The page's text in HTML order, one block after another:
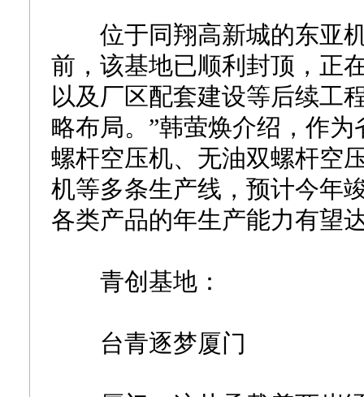
位于同翔高新城的东亚机
前，该基地已顺利封顶，正
以及厂区配套建设等后续工
略布局。”韩萤焕介绍，作
螺杆空压机、无油双螺杆空
机等多条生产线，预计今年
各类产品的年生产能力有望
青创基地：
台青逐梦厦门